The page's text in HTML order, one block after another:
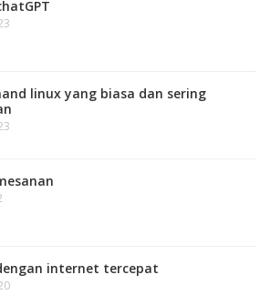
linux yang biasa dan sering
internet tercepat